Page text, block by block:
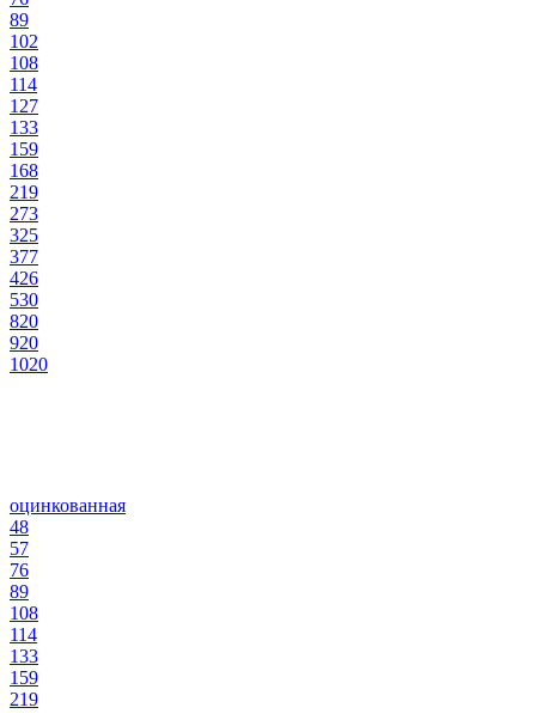
89
102
108
114
127
133
159
168
219
273
325
377
426
530
820
920
1020
оцинкованная
48
57
76
89
108
114
133
159
219